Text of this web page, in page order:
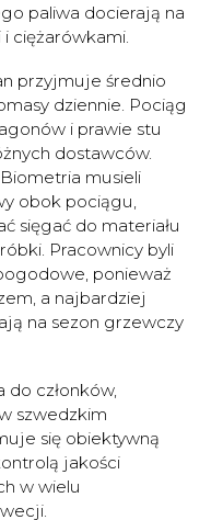
paliwa docierają na
ciężarówkami.
przyjmuje średnio
dziennie. Pociąg
i prawie stu
dostawców.
musieli
obok pociągu,
sięgać do materiału
Pracownicy byli
ponieważ
a najbardziej
na sezon grzewczy
do członków,
szwedzkim
się obiektywną
jakości
w wielu